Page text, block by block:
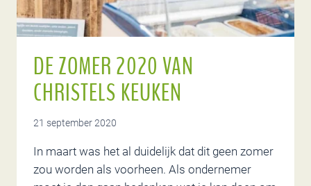
DE ZOMER 2020 VAN
CHRISTELS KEUKEN
21 september 2020
In maart was het al duidelijk dat dit geen zomer
zou worden als voorheen. Als ondernemer